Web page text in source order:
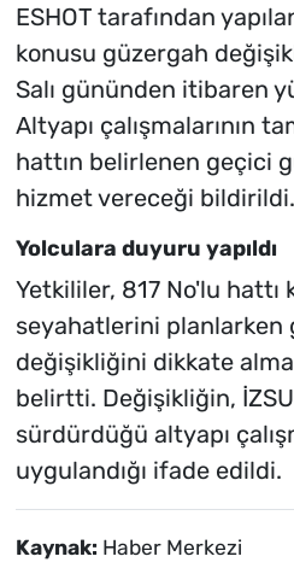
ESHOT tarafından
konusu güzergah
Salı gününden itibaren
Altyapı çalışmalarının
hattın belirlenen geçici
hizmet vereceği bildirildi.
Yolculara duyuru yapıldı
Yetkililer, 817 No'lu hattı
seyahatlerini planlarken
değişikliğini dikkate
belirtti. Değişikliğin,
sürdürdüğü altyapı
uygulandığı ifade edildi.
Kaynak: Haber Merkezi